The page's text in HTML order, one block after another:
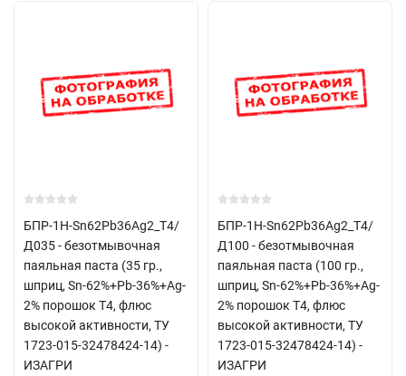
БПР-1Н-Sn62Pb36Ag2_Т4/
Д035 - безотмывочная
паяльная паста (35 гр.,
шприц, Sn-62%+Pb-36%+Ag-
2% порошок Т4, флюс
высокой активности, ТУ
1723-015-32478424-14) -
ИЗАГРИ
БПР-1Н-Sn62Pb36Ag2_Т4/
Д100 - безотмывочная
паяльная паста (100 гр.,
шприц, Sn-62%+Pb-36%+Ag-
2% порошок Т4, флюс
высокой активности, ТУ
1723-015-32478424-14) -
ИЗАГРИ